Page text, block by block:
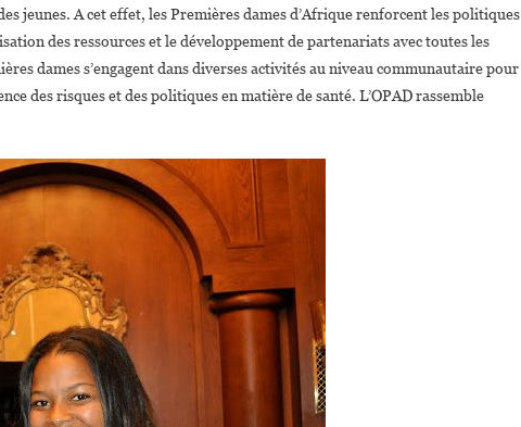
Premières
Dames
D’Afrique
Pour
jeunes. A cet effet, les Premières dames d’Afrique renforcent les politiques
des ressources et le développement de partenariats avec toutes les
dames s’engagent dans diverses activités au niveau communautaire pour
des risques et des politiques en matière de santé. L’OPAD rassemble